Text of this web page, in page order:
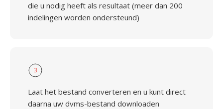
die u nodig heeft als resultaat (meer dan 200
indelingen worden ondersteund)
3
Laat het bestand converteren en u kunt direct
daarna uw dvms-bestand downloaden